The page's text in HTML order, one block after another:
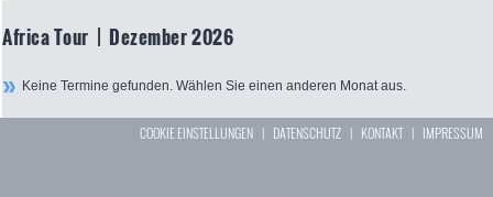
Africa Tour | Dezember 2026
Keine Termine gefunden. Wählen Sie einen anderen Monat aus.
COOKIE EINSTELLUNGEN | DATENSCHUTZ | KONTAKT| IMPRESSUM